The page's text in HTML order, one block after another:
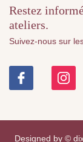
Restez
ateliers.
Suivez-nous sur
Designed by ©